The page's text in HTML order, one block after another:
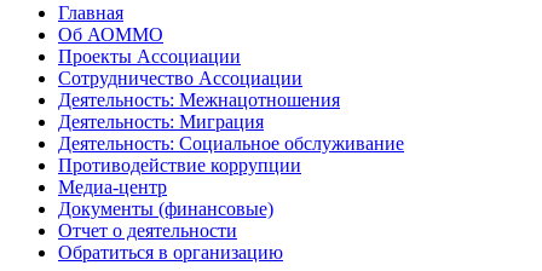
Главная
Об АОММО
Проекты Ассоциации
Сотрудничество Ассоциации
Деятельность: Межнацотношения
Деятельность: Миграция
Деятельность: Социальное обслуживание
Противодействие коррупции
Медиа-центр
Документы (финансовые)
Отчет о деятельности
Обратиться в организацию